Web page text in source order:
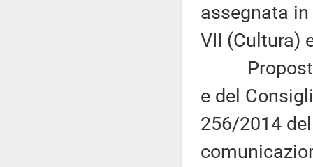
assegnata
VII (Cultura)
Proposta
e del
256/2014